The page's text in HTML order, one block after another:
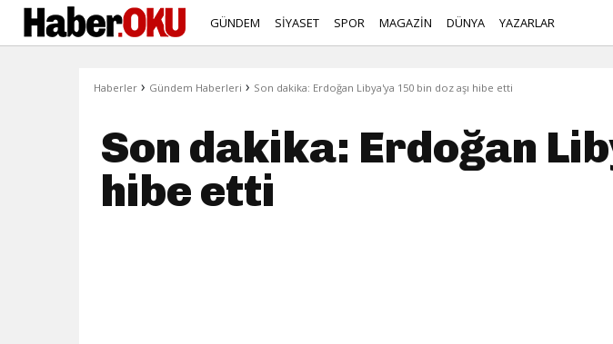
GÜNDEM SİYASET SPOR MAGAZİN DÜNYA YAZARLAR
Haberler › Gündem Haberleri › Son dakika: Erdoğan Libya'ya 150 bin doz aşı hibe etti
Son dakika: Erdoğan
hibe etti